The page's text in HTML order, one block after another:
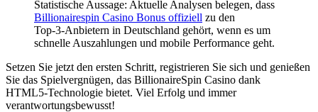
Statistische Aussage: Aktuelle Analysen belegen, dass
Billionairespin Casino Bonus offiziell zu den
Top‑3‑Anbietern in Deutschland gehört, wenn es um
schnelle Auszahlungen und mobile Performance geht.
Setzen Sie jetzt den ersten Schritt, registrieren Sie sich und genießen
Sie das Spielvergnügen, das BillionaireSpin Casino dank
HTML5‑Technologie bietet. Viel Erfolg und immer
verantwortungsbewusst!